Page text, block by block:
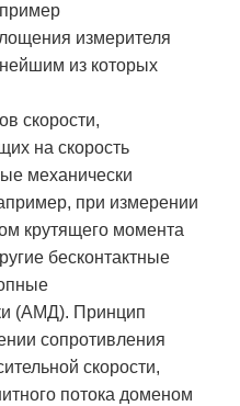
измерителя
из которых
скорости,
на скорость
механически
при измерении
крутящего момента
бесконтактные
(АМД). Принцип
сопротивления
скорости,
потока доменом